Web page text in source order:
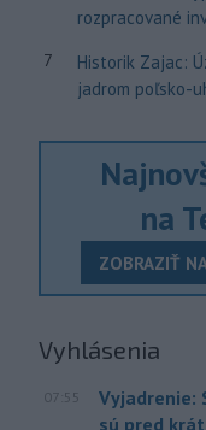
rozpracované
7
Historik Zajac:
jadrom poľsko-
na
ZOBRAZIŤ
Vyhlásenia
07:55
Vyjadrenie:
sú pred